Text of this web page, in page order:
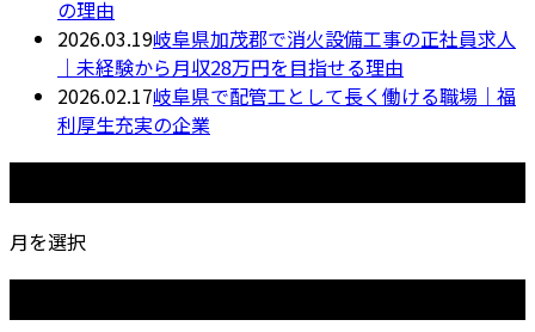
の理由
2026.03.19岐阜県加茂郡で消火設備工事の正社員求人
｜未経験から月収28万円を目指せる理由
2026.02.17岐阜県で配管工として長く働ける職場｜福
利厚生充実の企業
月を選択